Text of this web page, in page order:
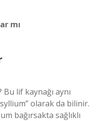
mı
lif kaynağı aynı
olarak da bilinir.
bağırsakta sağlıklı